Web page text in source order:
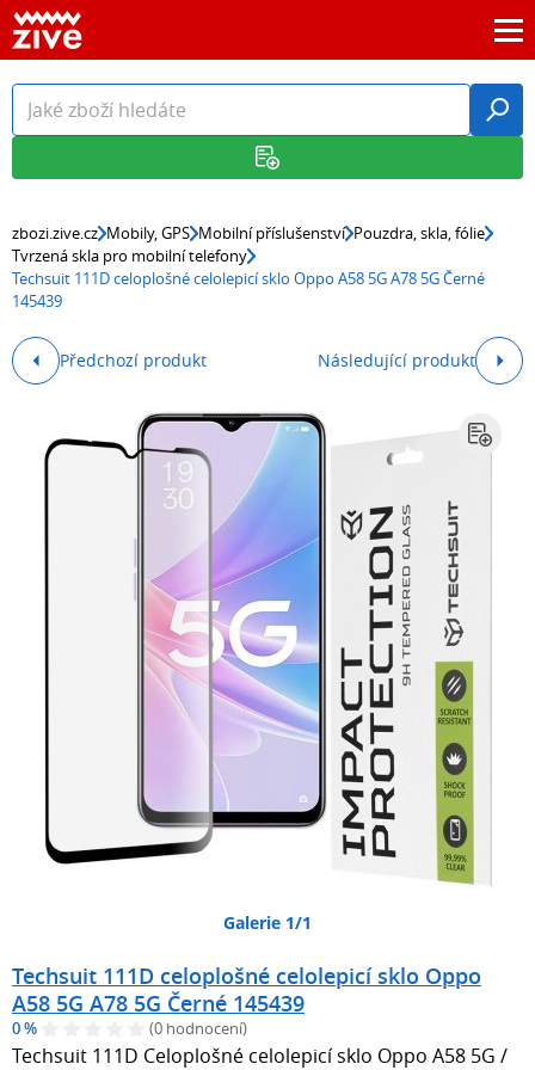
zbozi.zive.cz Mobily, GPS Mobilní příslušenství Pouzdra, skla, fólie
Tvrzená skla pro mobilní telefony
Techsuit 111D celoplošné celolepicí sklo Oppo A58 5G A78 5G Černé
145439
Předchozí produkt Následující produkt
Galerie 1/1
Techsuit 111D celoplošné celolepicí sklo Oppo
A58 5G A78 5G Černé 145439
0 % (0 hodnocení)
Techsuit 111D Celoplošné celolepicí sklo Oppo A58 5G /